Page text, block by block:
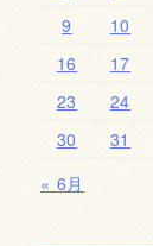
9
10
16
17
23
24
30
31
« 6月